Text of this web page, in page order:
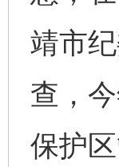
靖市
查，
保护